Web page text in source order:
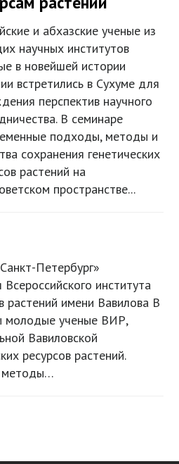
и абхазские ученые из
научных институтов
в новейшей истории
встретились в Сухуме для
перспектив научного
В семинаре
подходы, методы и
сохранения генетических
растений на
пространстве...
Петербург»
института
растений имени Вавилова В
молодые ученые ВИР,
Вавиловской
ресурсов растений.
методы…